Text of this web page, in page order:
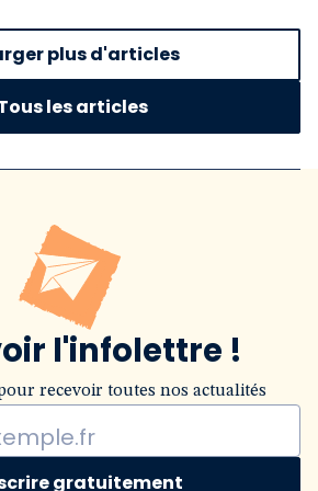
plus d'articles
les articles
l'infolettre !
recevoir toutes nos actualités
gratuitement